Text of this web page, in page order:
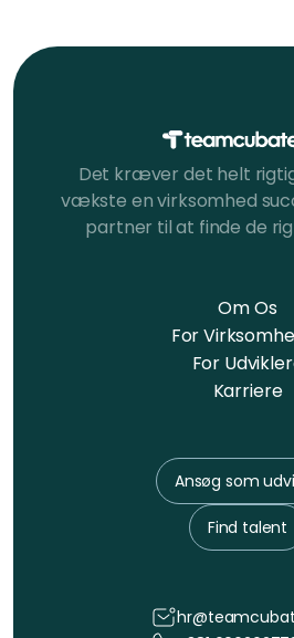
Det kræver det helt
vækste en virksomhed
partner til at finde de
Om Os
For
For
Karriere
Ansøg som
Find talent